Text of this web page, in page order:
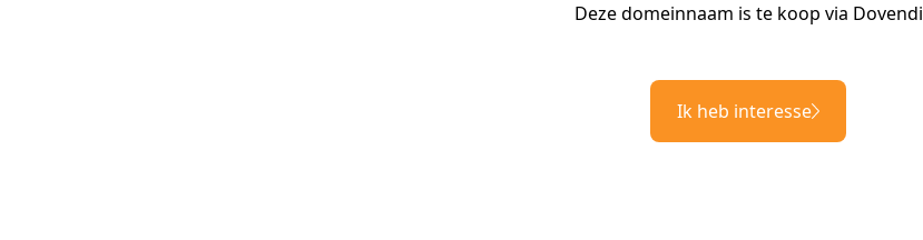
Deze domeinnaam is te koop via Dovendi
Ik heb interesse